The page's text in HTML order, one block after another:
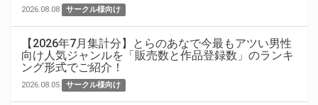
2026.08.08 サークル様向け
【2026年7月集計分】とらのあなで今最もアツい男性
向け人気ジャンルを「販売数と作品登録数」のランキ
ング形式でご紹介！
2026.08.05 サークル様向け